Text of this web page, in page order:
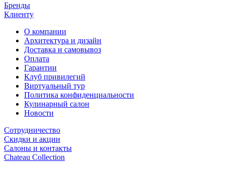
Бренды
Клиенту
О компании
Архитектура и дизайн
Доставка и самовывоз
Оплата
Гарантии
Клуб привилегий
Виртуальный тур
Политика конфиденциальности
Кулинарный салон
Новости
Сотрудничество
Скидки и акции
Салоны и контакты
Chateau Collection